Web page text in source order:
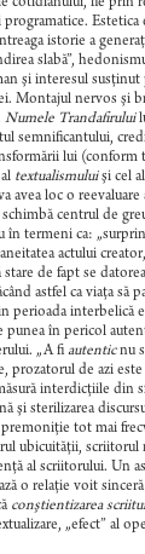
istorie a
slabă”,
şi interesul
Montajul nervos şi
Numele Trandafirului
semnificantului,
lui (conform
textualismuluişi cel al
loc o
centrul de
în termeni ca:
actului
stare de fapt se
astfel ca viaţa să
perioada interbelică
în pericol
„A fi autenticnu
de azi
interdicţiile din
şi sterilizarea
tot mai
ubicuităţii,
al scriitorului. Un
o relaţie voit
conştientizarea
„efect” al